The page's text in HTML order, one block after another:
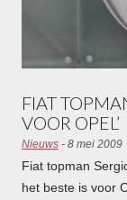
FIAT
VOOR OPEL’
Nieuws- 8 mei 2009
Fiat topman
het beste is voor